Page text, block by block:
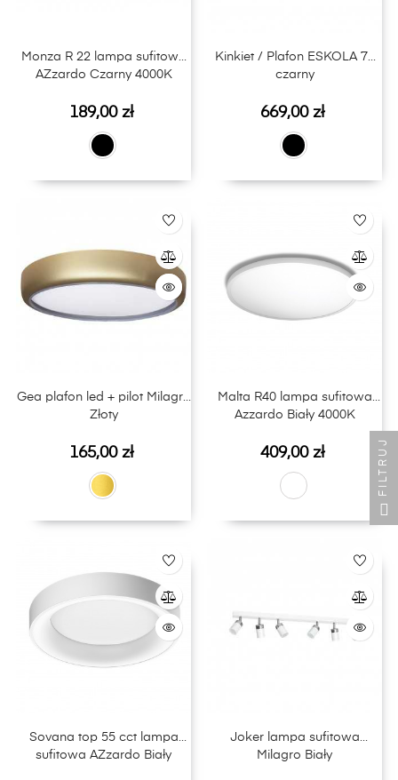
Monza R 22 lampa sufitowa
AZzardo Czarny 4000K
Cena
189,00 zł
Kinkiet / Plafon ESKOLA 70
czarny
Cena
669,00 zł
Gea plafon led + pilot Milagro
Złoty
Cena
165,00 zł
Malta R40 lampa sufitowa
Azzardo Biały 4000K
Cena
409,00 zł
Sovana top 55 cct lampa
sufitowa AZzardo Biały
Joker lampa sufitowa
Milagro Biały
FILTRUJ